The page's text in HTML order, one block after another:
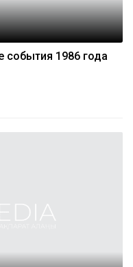
события 1986 года